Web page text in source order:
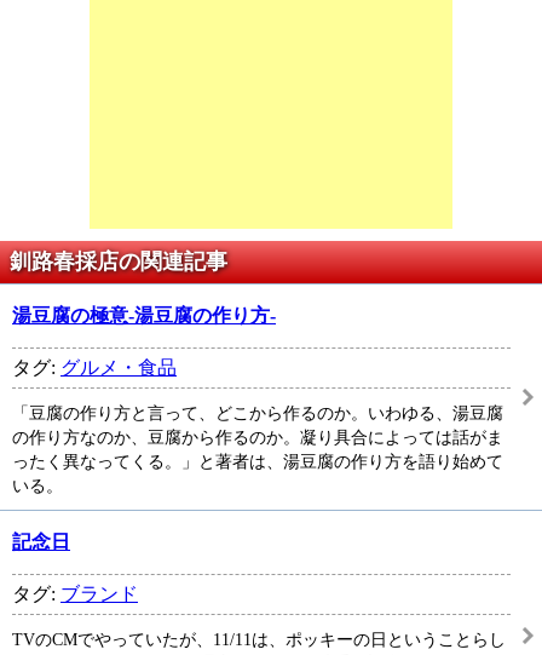
釧路春採店の関連記事
湯豆腐の極意-湯豆腐の作り方-
タグ: グルメ・食品
「豆腐の作り方と言って、どこから作るのか。いわゆる、湯豆腐
の作り方なのか、豆腐から作るのか。凝り具合によっては話がま
ったく異なってくる。」と著者は、湯豆腐の作り方を語り始めて
いる。
記念日
タグ: ブランド
TVのCMでやっていたが、11/11は、ポッキーの日ということらし